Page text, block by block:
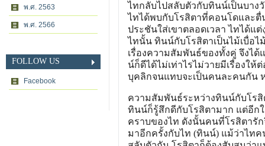
พ.ศ. 2563
พ.ศ. 2566
FOLLOW US
Facebook
ไทกลับไปสลับตัวกับทินน์เป็นบาง
ไทได้พบกับโรสิตาที่คอนโดและตื่
ประชันใส่เขาตลอดเวลา ไทได้แ
ไทนั้น ทินน์กับโรสิตาเป็นไม้เบื่อ
เรื่องความสัมพันธ์ของทั้งคู่ จึงไ
น์ก็ดีได้ไม่เท่าไรไม่วายมีเรื่องใ
บุคลิกจนแทบจะเป็นคนละคนกัน ห
ความสัมพันธ์ระหว่างทินน์กับโรสิ
ทินน์ก็รู้สึกดีกับโรสิตามาก แต่อีกใ
คราบของไท ดังนั้นคนที่โรสิตารัก
มาอีกครั้งกับไท (ทินน์) แม้ว่าไทค